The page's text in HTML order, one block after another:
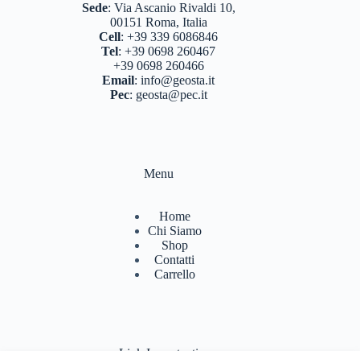
Sede: Via Ascanio Rivaldi 10,
00151 Roma, Italia
Cell:+39 339 6086846
Tel:+39 0698 260467
+39 0698 260466
Email:info@geosta.it
Pec: geosta@pec.it
Menu
Home
Chi Siamo
Shop
Contatti
Carrello